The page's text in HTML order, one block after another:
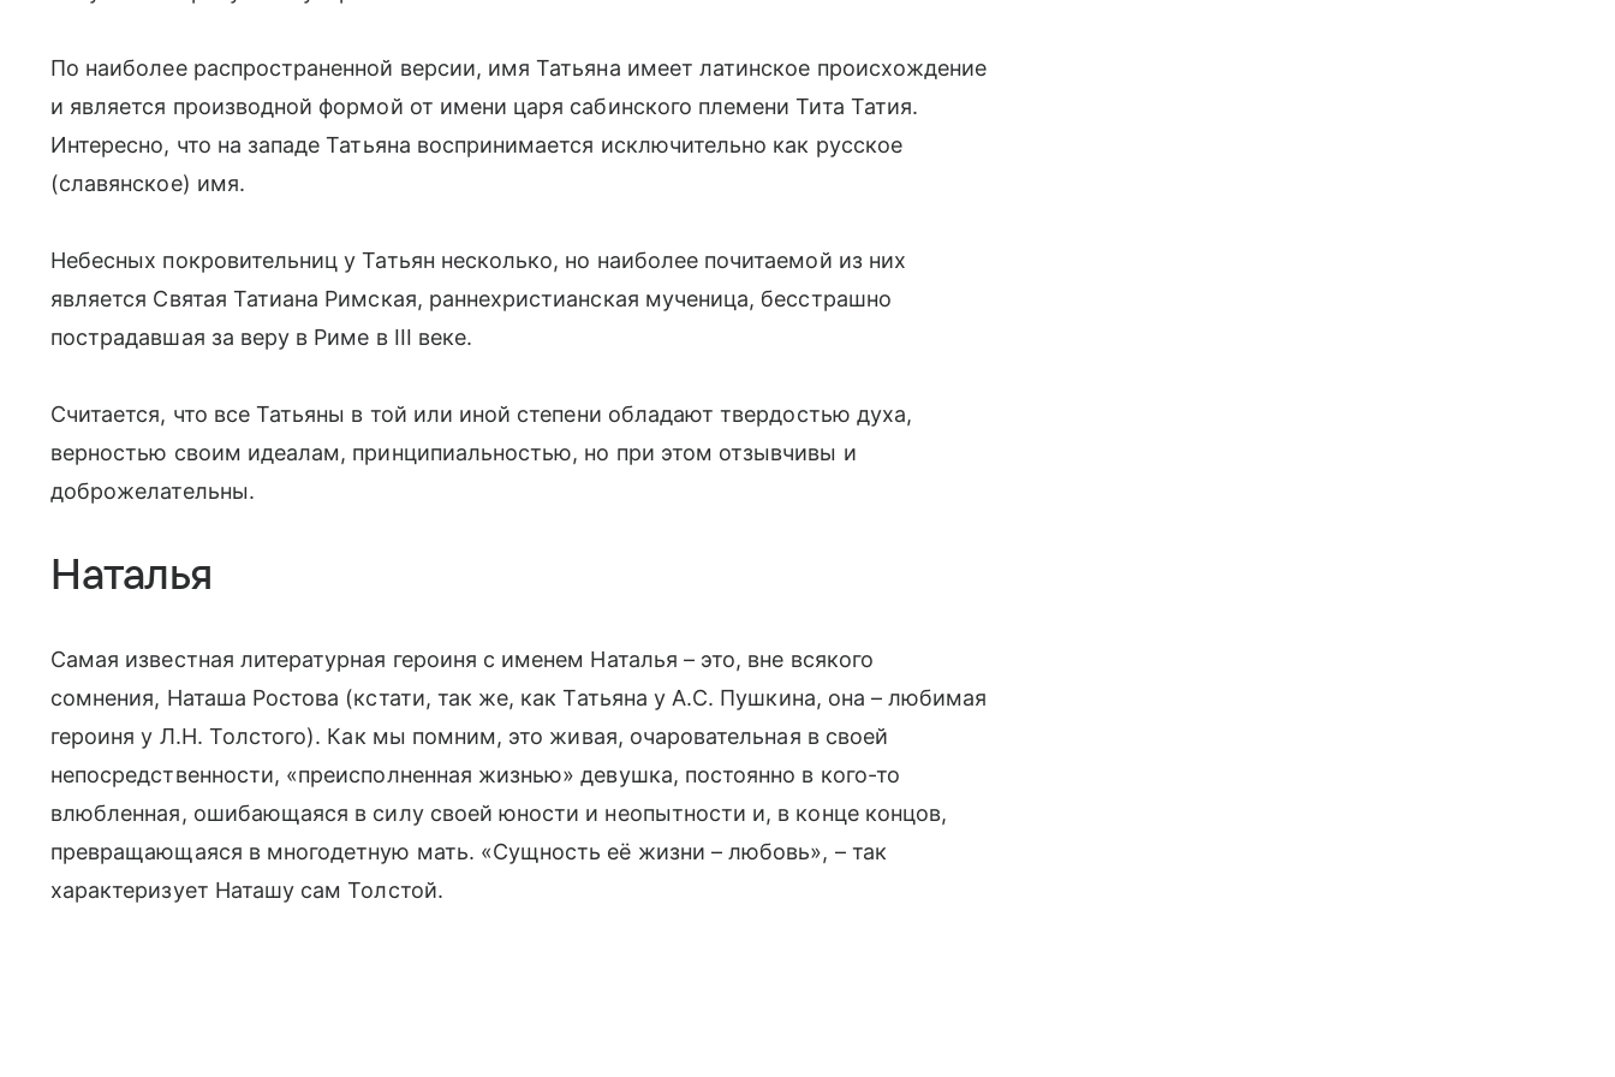
По наиболее распространенной версии, имя Татьяна имеет латинское происхождение
и является производной формой от имени царя сабинского племени Тита Татия.
Интересно, что на западе Татьяна воспринимается исключительно как русское
(славянское) имя.
Небесных покровительниц у Татьян несколько, но наиболее почитаемой из них
является Святая Татиана Римская, раннехристианская мученица, бесстрашно
пострадавшая за веру в Риме в III веке.
Считается, что все Татьяны в той или иной степени обладают твердостью духа,
верностью своим идеалам, принципиальностью, но при этом отзывчивы и
доброжелательны.
Наталья
Самая известная литературная героиня с именем Наталья – это, вне всякого
сомнения, Наташа Ростова (кстати, так же, как Татьяна у А.С. Пушкина, она – любимая
героиня у Л.Н. Толстого). Как мы помним, это живая, очаровательная в своей
непосредственности, «преисполненная жизнью» девушка, постоянно в кого-то
влюбленная, ошибающаяся в силу своей юности и неопытности и, в конце концов,
превращающаяся в многодетную мать. «Сущность её жизни – любовь», – так
характеризует Наташу сам Толстой.